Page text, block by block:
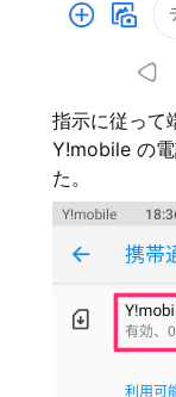
指示に従って
Y!mobile の
た。